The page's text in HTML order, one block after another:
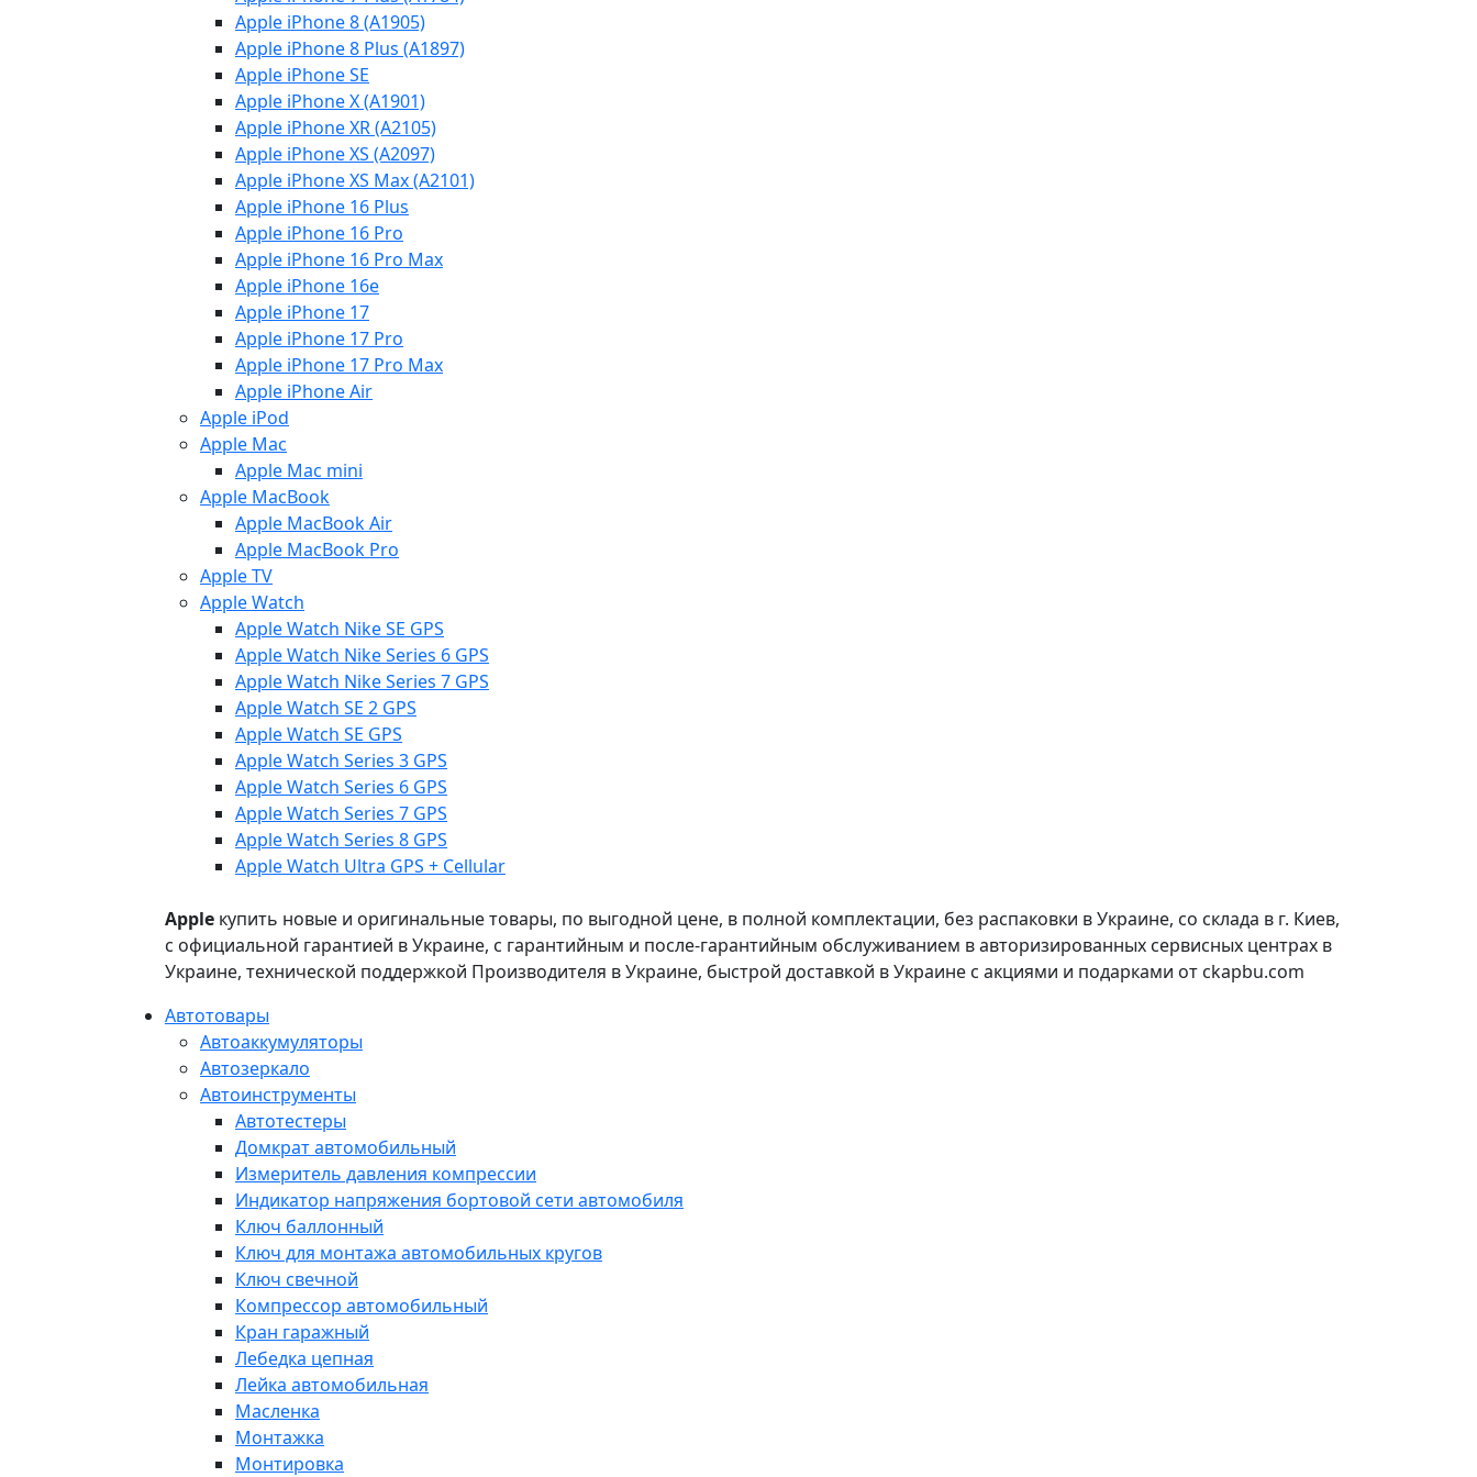
Apple iPhone 8 (A1905)
Apple iPhone 8 Plus (A1897)
Apple iPhone SE
Apple iPhone X (A1901)
Apple iPhone XR (A2105)
Apple iPhone XS (A2097)
Apple iPhone XS Max (A2101)
Apple iPhone 16 Plus
Apple iPhone 16 Pro
Apple iPhone 16 Pro Max
Apple iPhone 16e
Apple iPhone 17
Apple iPhone 17 Pro
Apple iPhone 17 Pro Max
Apple iPhone Air
Apple iPod
Apple Mac
Apple Mac mini
Apple MacBook
Apple MacBook Air
Apple MacBook Pro
Apple TV
Apple Watch
Apple Watch Nike SE GPS
Apple Watch Nike Series 6 GPS
Apple Watch Nike Series 7 GPS
Apple Watch SE 2 GPS
Apple Watch SE GPS
Apple Watch Series 3 GPS
Apple Watch Series 6 GPS
Apple Watch Series 7 GPS
Apple Watch Series 8 GPS
Apple Watch Ultra GPS + Cellular
Apple купить новые и оригинальные товары, по выгодной цене, в полной комплектации, без распаковки в Украине, со склада в г. Киев,
с официальной гарантией в Украине, с гарантийным и после-гарантийным обслуживанием в авторизированных сервисных центрах в
Украине, технической поддержкой Производителя в Украине, быстрой доставкой в Украине с акциями и подарками от ckapbu.com
Автотовары
Автоаккумуляторы
Автозеркало
Автоинструменты
Автотестеры
Домкрат автомобильный
Измеритель давления компрессии
Индикатор напряжения бортовой сети автомобиля
Ключ баллонный
Ключ для монтажа автомобильных кругов
Ключ свечной
Компрессор автомобильный
Кран гаражный
Лебедка цепная
Лейка автомобильная
Масленка
Монтажка
Монтировка